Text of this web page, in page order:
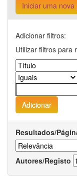
Iniciar uma nova
Adicionar filtros:
Utilizar filtros para
Resultados/
Autores/Registo